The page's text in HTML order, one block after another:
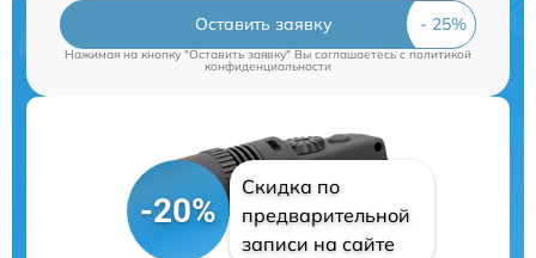
Оставить заявку
Нажимая на кнопку "Оставить заявку" Вы соглашаетесь cполитикой
конфиденциальности
-20%
Скидка по
предварительной
записи на сайте